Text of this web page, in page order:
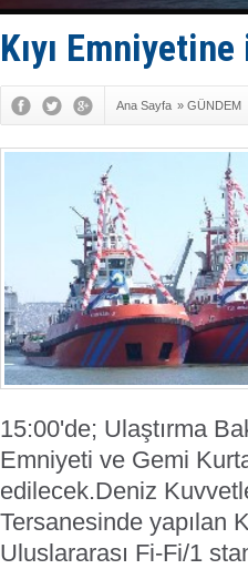
Kıyı
Ana Sayfa » GÜNDEM
15:00'de; Ulaştırma
Emniyeti ve Gemi
edilecek.Deniz
Tersanesinde yapılan
Uluslararası Fi-Fi/1